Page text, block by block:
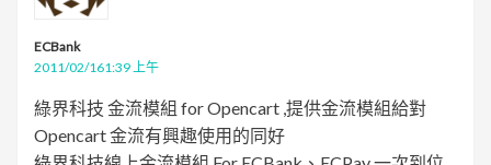
ECBank
2011/02/161:39 上午
綠界科技 金流模組 for Opencart ,提供金流模組給對
Opencart 金流有興趣使用的同好